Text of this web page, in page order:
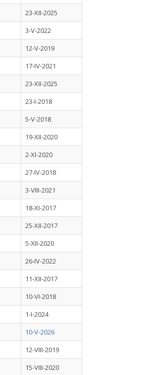
23-XII-2025
3-V-2022
12-V-2019
17-IV-2021
23-XII-2025
23-I-2018
5-V-2018
19-XII-2020
2-XI-2020
27-IV-2018
3-VIII-2021
18-XI-2017
25-XII-2017
5-XII-2020
26-IV-2022
11-XII-2017
10-VI-2018
1-I-2024
10-V-2026
12-VIII-2019
15-VIII-2020